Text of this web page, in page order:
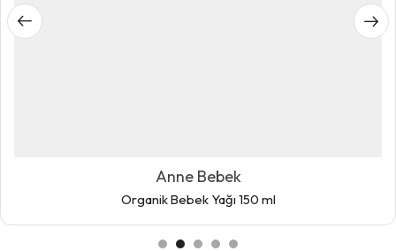
Anne Bebek
Organik Bebek Yağı 150 ml